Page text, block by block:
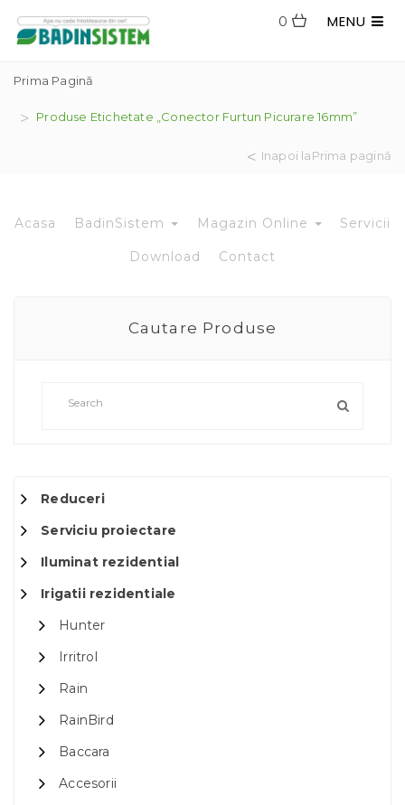
MENU
0
Prima Pagină
Produse Etichetate „conector Furtun Picurare 16mm”
Inapoi laPrima pagină
Acasa BadinSistem Magazin Online Servicii
Download Contact
Cautare Produse
Reduceri
Serviciu proiectare
Iluminat rezidential
Irigatii rezidentiale
Hunter
Irritrol
Rain
RainBird
Baccara
Accesorii